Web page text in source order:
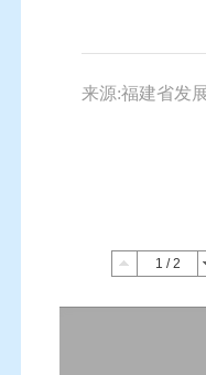
来源:福建省发